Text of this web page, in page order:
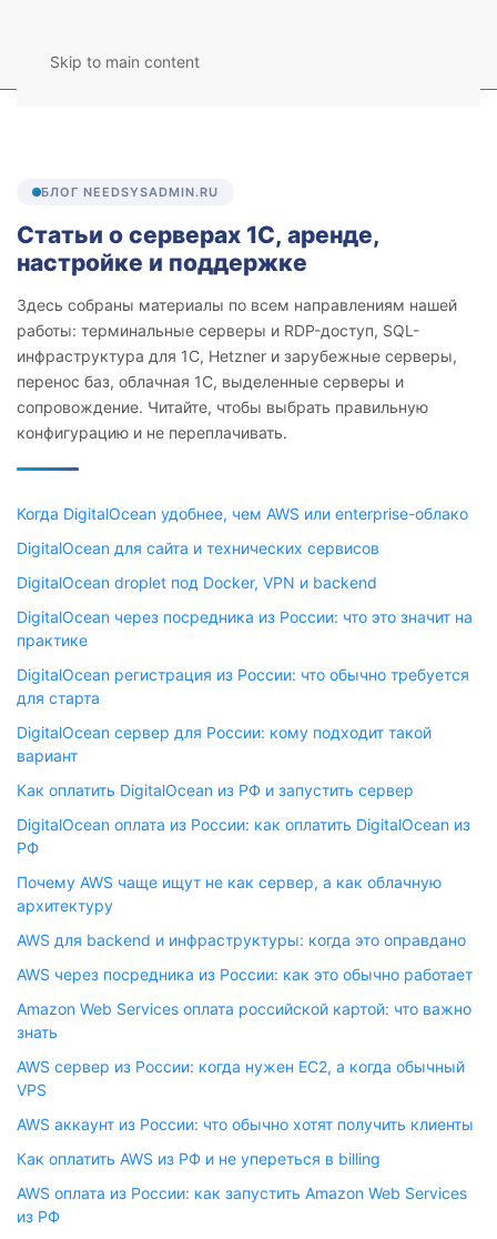
Skip to main content
БЛОГ NEEDSYSADMIN.RU
Статьи о серверах 1С, аренде,
настройке и поддержке
Здесь собраны материалы по всем направлениям нашей
работы: терминальные серверы и RDP-доступ, SQL-
инфраструктура для 1С, Hetzner и зарубежные серверы,
перенос баз, облачная 1С, выделенные серверы и
сопровождение. Читайте, чтобы выбрать правильную
конфигурацию и не переплачивать.
Когда DigitalOcean удобнее, чем AWS или enterprise-облако
DigitalOcean для сайта и технических сервисов
DigitalOcean droplet под Docker, VPN и backend
DigitalOcean через посредника из России: что это значит на
практике
DigitalOcean регистрация из России: что обычно требуется
для старта
DigitalOcean сервер для России: кому подходит такой
вариант
Как оплатить DigitalOcean из РФ и запустить сервер
DigitalOcean оплата из России: как оплатить DigitalOcean из
РФ
Почему AWS чаще ищут не как сервер, а как облачную
архитектуру
AWS для backend и инфраструктуры: когда это оправдано
AWS через посредника из России: как это обычно работает
Amazon Web Services оплата российской картой: что важно
знать
AWS сервер из России: когда нужен EC2, а когда обычный
VPS
AWS аккаунт из России: что обычно хотят получить клиенты
Как оплатить AWS из РФ и не упереться в billing
AWS оплата из России: как запустить Amazon Web Services
из РФ